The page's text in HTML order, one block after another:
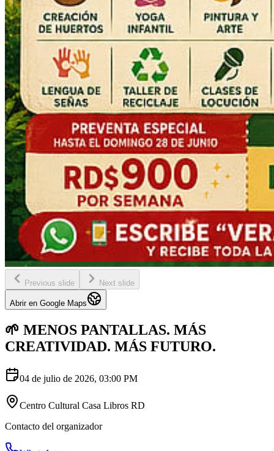
Previous slide Next slide
Abrir en Google Maps
🌱 MENOS PANTALLAS. MÁS
CREATIVIDAD. MÁS FUTURO.
04 de julio de 2026, 03:00 PM
Centro Cultural Casa Libros RD
Contacto del organizador